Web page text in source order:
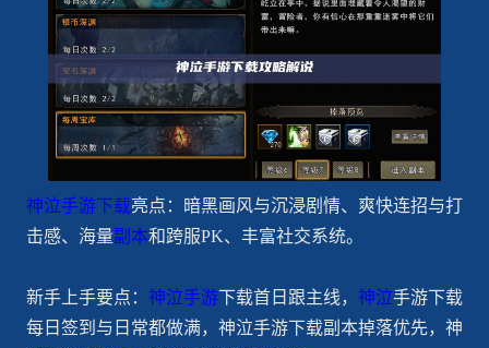
神泣手游下载亮点：暗黑画风与沉浸剧情、爽快连招与打
击感、海量副本和跨服PK、丰富社交系统。
新手上手要点： 神泣手游下载首日跟主线， 神泣手游下载
每日签到与日常都做满，神泣手游下载副本掉落优先，神